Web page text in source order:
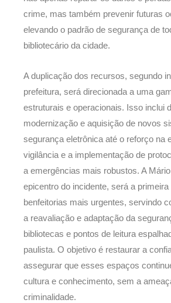
crime, mas também prevenir futuras
elevando o padrão de segurança de
bibliotecário da cidade.
A duplicação dos recursos, segundo
prefeitura, será direcionada a uma
estruturais e operacionais. Isso inclui
modernização e aquisição de novos
segurança eletrônica até o reforço na
vigilância e a implementação de
a emergências mais robustos. A
epicentro do incidente, será a
benfeitorias mais urgentes, servindo
a reavaliação e adaptação da
bibliotecas e pontos de leitura
paulista. O objetivo é restaurar a
assegurar que esses espaços
cultura e conhecimento, sem a
criminalidade.